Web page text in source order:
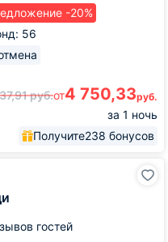
-20%
56
руб.от4 750,33руб.
за 1 ночь
Получите238 бонусов
гостей